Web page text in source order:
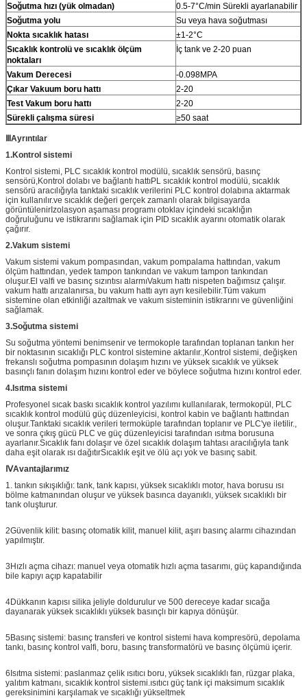
Soğutma hızı (yük olmadan)
0.5-7°C/min Sürekli ayarlanabilir
Soğutma yolu
Su veya hava soğutması
Nokta sıcaklık hatası
±1-2°C
Sıcaklık kontrolü ve sıcaklık ölçüm
noktaları
İç tank ve 2-20 puan
Vakum Derecesi
-0.098MPA
Çıkar Vakuum boru hattı
2-20
Test Vakum boru hattı
2-20
Sürekli çalışma süresi
≥50 saat
ⅢAyrıntılar
1.Kontrol sistemi
Kontrol sistemi, PLC sıcaklık kontrol modülü, sıcaklık sensörü, basınç
sensörü,Kontrol dolabı ve bağlantı hattıPL sıcaklık kontrol modülü, sıcaklık
sensörü aracılığıyla tanktaki sıcaklık verilerini PLC kontrol dolabına aktarmak
için kullanılır.ve sıcaklık değeri gerçek zamanlı olarak bilgisayarda
görüntülenirIzolasyon aşaması programı otoklav içindeki sıcaklığın
doğruluğunu ve istikrarını sağlamak için PID sıcaklık ayarını otomatik olarak
çağırır.
2.Vakum sistemi
Vakum sistemi vakum pompasından, vakum pompalama hattından, vakum
ölçüm hattından, yedek tampon tankından ve vakum tampon tankından
oluşur.El valfi ve basınç sızıntısı alarmıVakum hattı nispeten bağımsız çalışır.
vakum hattı arızalanırsa, bu vakum hattı ayrı ayrı kesilebilir.Tüm vakum
sistemine olan etkinliği azaltmak ve vakum sisteminin istikrarını ve güvenliğini
sağlamak.
3.Soğutma sistemi
Su soğutma yöntemi benimsenir ve termokople tarafından toplanan tankın her
bir noktasının sıcaklığı PLC kontrol sistemine aktarılır.,Kontrol sistemi, değişken
frekanslı soğutma pompasının dolaşım hızını ve yüksek sıcaklık ve yüksek
basınçlı fanın dolaşım hızını kontrol eder ve böylece soğutma hızını kontrol eder.
4.Isıtma sistemi
Profesyonel sıcak baskı sıcaklık kontrol yazılımı kullanılarak, termokopül, PLC
sıcaklık kontrol modülü güç düzenleyicisi, kontrol kabin ve bağlantı hattından
oluşur.Tanktaki sıcaklık verileri termoküple tarafından toplanır ve PLC'ye iletilir.,
ve sonra çıkış gücü PLC ve güç düzenleyicisi tarafından ısıtma borusuna
ayarlanır.Sıcaklık fanı dolaşır ve özel sıcaklık dolaşım tahtası aracılığıyla tank
daha eşit olarak ısı dağıtırSıcaklık eşit ve ölü açı yok ve basınç sabit.
ⅣAvantajlarımız
1. tankın sıkışıklığı: tank, tank kapısı, yüksek sıcaklıklı motor, hava borusu ısı
bölme katmanından oluşur ve yüksek basınca dayanıklı, yüksek sıcaklıklı bir
tank oluşturur.
2Güvenlik kilit: basınç otomatik kilit, manuel kilit, aşırı basınç alarmı cihazından
yapılmıştır.
3Hızlı açma cihazı: manuel veya otomatik hızlı açma tasarımı, güç kapandığında
bile kapıyı açıp kapatabilir
4Dükkanın kapısı silika jeliyle doldurulur ve 500 dereceye kadar sıcağa
dayanarak yüksek sıcaklıklı yüksek basınçlı bir kapıya dönüşür.
5Basınç sistemi: basınç transferi ve kontrol sistemi hava kompresörü, depolama
tankı, basınç kontrol valfi, boru, basınç transformatörü ve basınç ölçümü içerir.
6Isıtma sistemi: paslanmaz çelik ısıtıcı boru, yüksek sıcaklıklı fan, rüzgar plaka,
yalıtım katmanı, sıcaklık kontrol sistemi.ısıtıcı güç tank içi maksimum sıcaklık
gereksinimini karşılamak ve sıcaklığı yükseltmek